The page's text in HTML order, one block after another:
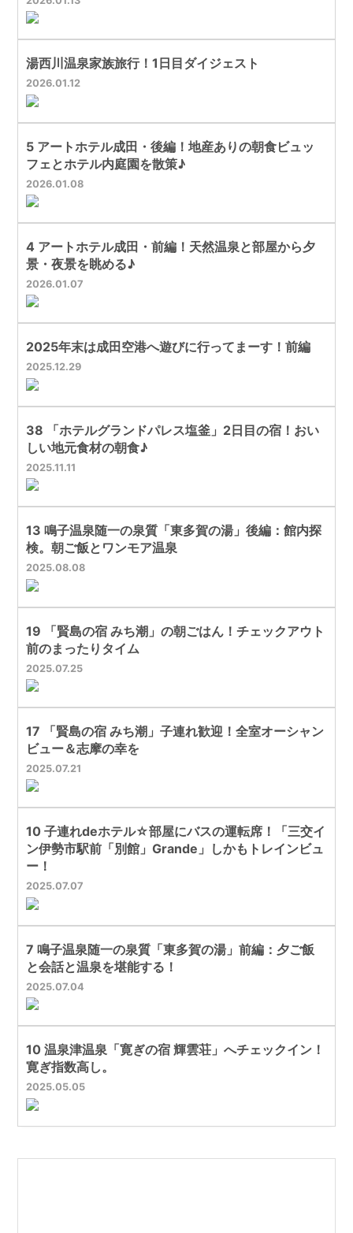
2026 01 12
湯西川温泉家族旅行！1日目ダイジェスト
2026 01 08
5 アートホテル成田・後編！地産ありの朝食ビュッ
フェとホテル内庭園を散策♪
2026 01 07
4 アートホテル成田・前編！天然温泉と部屋から夕
景・夜景を眺める♪
2025 12 29
2025年末は成田空港へ遊びに行ってまーす！前編
2025 11 11
38 「ホテルグランドパレス塩釜」2日目の宿！おい
しい地元食材の朝食♪
2025 08 08
13 鳴子温泉随一の泉質「東多賀の湯」後編：館内探
検。朝ご飯とワンモア温泉
2025 07 25
19 「賢島の宿 みち潮」の朝ごはん！チェックアウト
前のまったりタイム
2025 07 21
17 「賢島の宿 みち潮」子連れ歓迎！全室オーシャン
ビュー＆志摩の幸を
2025 07 07
10 子連れdeホテル☆部屋にバスの運転席！「三交イ
ン伊勢市駅前「別館」Grande」しかもトレインビュ
ー！
2025 07 04
7 鳴子温泉随一の泉質「東多賀の湯」前編：夕ご飯
と会話と温泉を堪能する！
2025 05 05
10 温泉津温泉「寛ぎの宿 輝雲荘」へチェックイン！
寛ぎ指数高し。